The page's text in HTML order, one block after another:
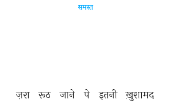
समस्त
ज़रा रूठ जाने पे इतनी
ख़ुशामद